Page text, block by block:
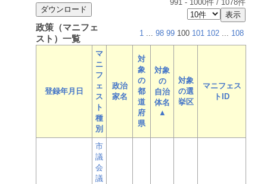
991 - 1000件 / 1078件
政策（マニフェ
スト）一覧
1 ... 98 99 100 101 102 ... 108
登録年月日
マ
ニ
フ
ェ
ス
ト
種
別
政治
家名
対
象
の
都
道
府
県
対象
の
自治
体名
▲
対象
の選
挙区
マニフェス
トID
市
議
会
議